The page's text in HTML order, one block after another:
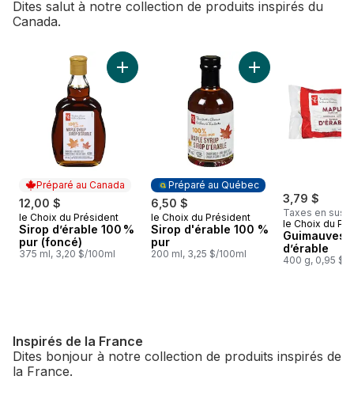
Dites salut à notre collection de produits inspirés du
Canada.
sauter Inspirés du Canada
Préparé au Canada
12,00 $
Préparé au Canada
le Choix du Président
Sirop d’érable 100 %
pur (foncé)
375 ml, 3,20 $/100ml
Ajouter Sirop d’érable 100 % pur (foncé) au
Préparé au Québec
6,50 $
Préparé au Québec
le Choix du Président
Sirop d'érable 100 %
pur
200 ml, 3,25 $/100ml
Ajouter Sirop
3,79 $
Taxes en sus
le Choix du
Guimauves
d’érable
400 g, 0,95 $/
Inspirés de la France
Dites bonjour à notre collection de produits inspirés de
la France.